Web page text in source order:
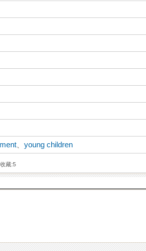
、young children
藏:5